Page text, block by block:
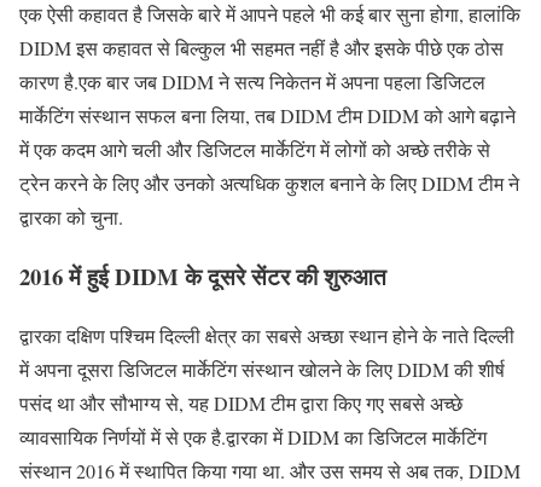
एक ऐसी कहावत है जिसके बारे में आपने पहले भी कई बार सुना होगा, हालांकि
DIDM इस कहावत से बिल्कुल भी सहमत नहीं है और इसके पीछे एक ठोस
कारण है.एक बार जब DIDM ने सत्य निकेतन में अपना पहला डिजिटल
मार्केटिंग संस्थान सफल बना लिया, तब DIDM टीम DIDM को आगे बढ़ाने
में एक कदम आगे चली और डिजिटल मार्केटिंग में लोगों को अच्छे तरीके से
ट्रेन करने के लिए और उनको अत्यधिक कुशल बनाने के लिए DIDM टीम ने
द्वारका को चुना.
2016 में हुई DIDM के दूसरे सेंटर की शुरुआत
द्वारका दक्षिण पश्चिम दिल्ली क्षेत्र का सबसे अच्छा स्थान होने के नाते दिल्ली
में अपना दूसरा डिजिटल मार्केटिंग संस्थान खोलने के लिए DIDM की शीर्ष
पसंद था और सौभाग्य से, यह DIDM टीम द्वारा किए गए सबसे अच्छे
व्यावसायिक निर्णयों में से एक है.द्वारका में DIDM का डिजिटल मार्केटिंग
संस्थान 2016 में स्थापित किया गया था. और उस समय से अब तक, DIDM